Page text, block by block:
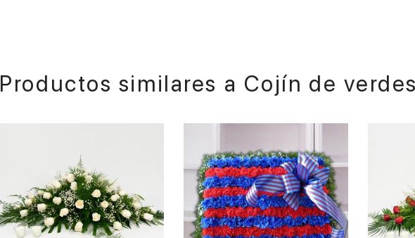
Productos similares a Cojín de